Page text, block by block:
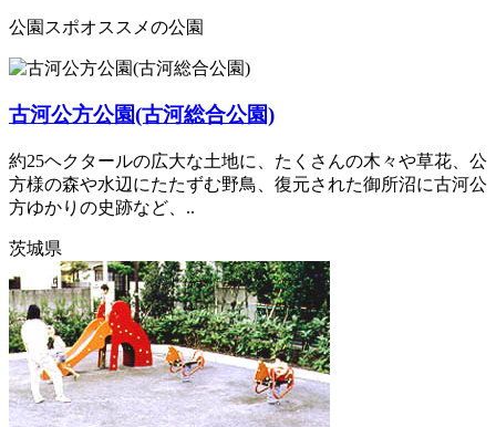
公園スポオススメの公園
古河公方公園(古河総合公園)
約25ヘクタールの広大な土地に、たくさんの木々や草花、公
方様の森や水辺にたたずむ野鳥、復元された御所沼に古河公
方ゆかりの史跡など、..
茨城県